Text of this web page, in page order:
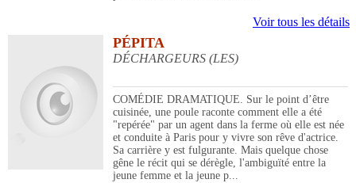
Voir tous les détails
PÉPITA
DÉCHARGEURS (LES)
COMÉDIE DRAMATIQUE. Sur le point d’être
cuisinée, une poule raconte comment elle a été
"repérée" par un agent dans la ferme où elle est née
et conduite à Paris pour y vivre son rêve d'actrice.
Sa carrière y est fulgurante. Mais quelque chose
gêne le récit qui se dérègle, l'ambiguïté entre la
jeune femme et la jeune p...